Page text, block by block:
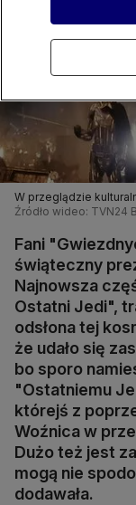
W przeglądzie
Źródło wideo: TVN24
Fani
świąteczny
Najnowsza
Ostatni Jedi",
odsłona tej
że udało się
bo sporo
"Ostatniemu
którejś z
Woźnica w
Dużo też jest
mogą nie
dodawała.